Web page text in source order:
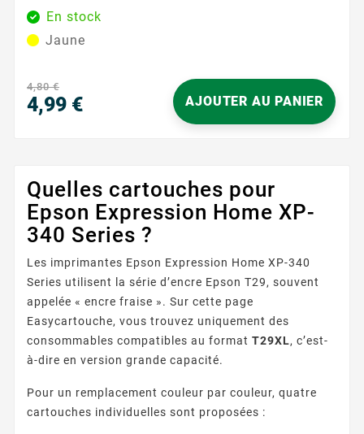
les documents colorés et les images. Sa capacité de
450 pages permet une utilisation prolongée avec des
résultats constants. Caractéristiques principales :
En stock
Jaune
4,80 €
4,99 € AJOUTER AU PANIER
Quelles cartouches pour
Epson Expression Home XP-
340 Series ?
Les imprimantes Epson Expression Home XP-340
Series utilisent la série d’encre Epson T29, souvent
appelée « encre fraise ». Sur cette page
Easycartouche, vous trouvez uniquement des
consommables compatibles au format T29XL, c’est-
à-dire en version grande capacité.
Pour un remplacement couleur par couleur, quatre
cartouches individuelles sont proposées :